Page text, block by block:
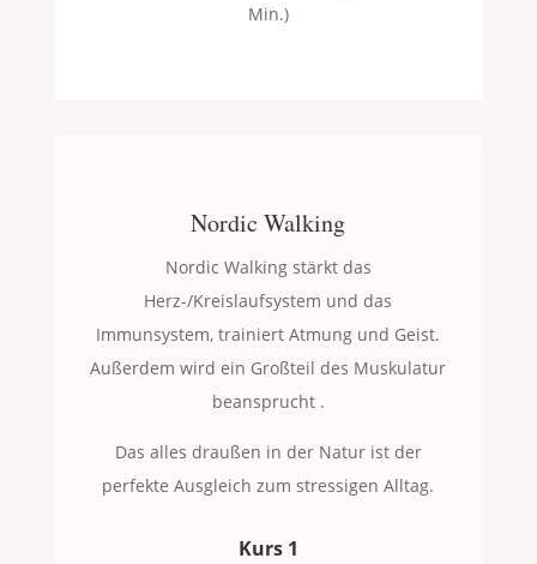
Min.)
Nordic Walking
Nordic Walking stärkt das
Herz-/Kreislaufsystem und das
Immunsystem, trainiert Atmung und Geist.
Außerdem wird ein Großteil des Muskulatur
beansprucht .
Das alles draußen in der Natur ist der
perfekte Ausgleich zum stressigen Alltag.
Kurs 1